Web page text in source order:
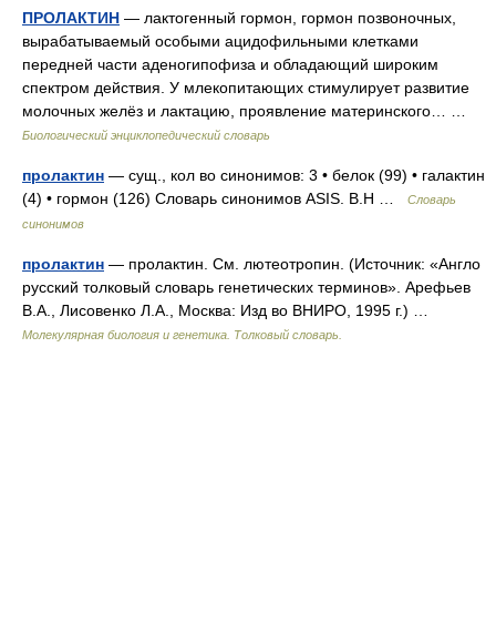
ПРОЛАКТИН — лактогенный гормон, гормон позвоночных,
вырабатываемый особыми ацидофильными клетками
передней части аденогипофиза и обладающий широким
спектром действия. У млекопитающих стимулирует развитие
молочных желёз и лактацию, проявление материнского… …
Биологический энциклопедический словарь
пролактин — сущ., кол во синонимов: 3 • белок (99) • галактин
(4) • гормон (126) Словарь синонимов ASIS. В.Н …
Словарь
синонимов
пролактин — пролактин. См. лютеотропин. (Источник: «Англо
русский толковый словарь генетических терминов». Арефьев
В.А., Лисовенко Л.А., Москва: Изд во ВНИРО, 1995 г.) …
Молекулярная биология и генетика. Толковый словарь.